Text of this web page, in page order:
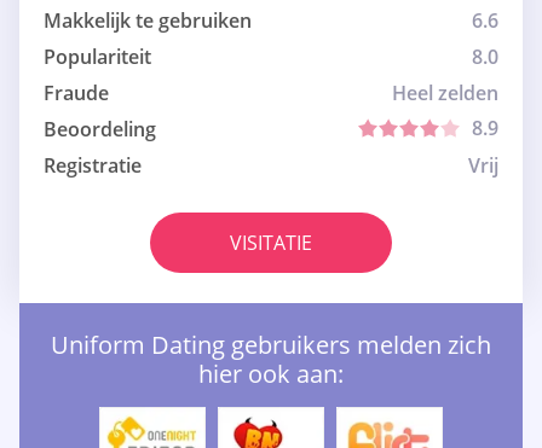
Makkelijk te gebruiken
6.6
Populariteit
8.0
Fraude
Heel zelden
Beoordeling
8.9
Registratie
Vrij
VISITATIE
Uniform Dating gebruikers melden zich
hier ook aan: